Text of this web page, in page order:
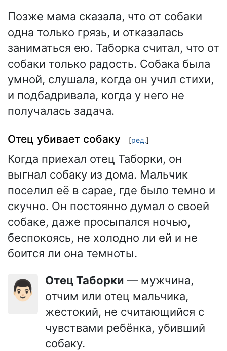
Позже мама сказала, что от собаки
одна только грязь, и отказалась
заниматься ею. Таборка считал, что от
собаки только радость. Собака была
умной, слушала, когда он учил стихи,
и подбадривала, когда у него не
получалась задача.
Отец убивает собаку [ред.]
Когда приехал отец Таборки, он
выгнал собаку из дома. Мальчик
поселил её в сарае, где было темно и
скучно. Он постоянно думал о своей
собаке, даже просыпался ночью,
беспокоясь, не холодно ли ей и не
боится ли она темноты.
👨🏻 Отец Таборки — мужчина,
отчим или отец мальчика,
жестокий, не считающийся с
чувствами ребёнка, убивший
собаку.